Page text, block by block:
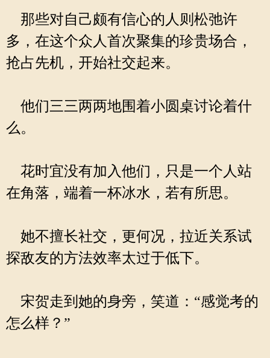
那些对自己颇有信心的人则松弛许
多，在这个众人首次聚集的珍贵场合，
抢占先机，开始社交起来。
他们三三两两地围着小圆桌讨论着什
么。
花时宜没有加入他们，只是一个人站
在角落，端着一杯冰水，若有所思。
她不擅长社交，更何况，拉近关系试
探敌友的方法效率太过于低下。
宋贺走到她的身旁，笑道：“感觉考的
怎么样？”